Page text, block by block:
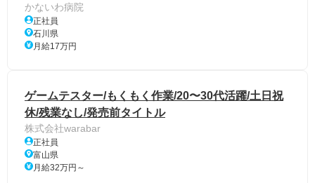
かないわ病院
正社員
石川県
月給17万円
ゲームテスター/もくもく作業/20〜30代活躍/土日祝
休/残業なし/発売前タイトル
株式会社warabar
正社員
富山県
月給32万円～